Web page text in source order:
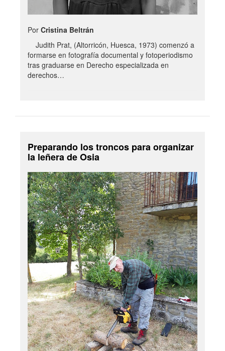
Por Cristina Beltrán
Judith Prat, (Altorricón, Huesca, 1973) comenzó a
formarse en fotografía documental y fotoperiodismo
tras graduarse en Derecho especializada en
derechos…
Preparando los troncos para organizar
la leñera de Osia